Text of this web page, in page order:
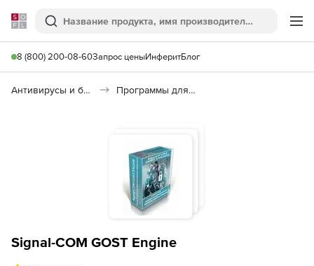
Softline
Поиск
8 (800) 200-08-60Запрос ценыИнферитБлог
Антивирусы и безопасность Программы для защиты информации
Signal-COM GOST Engine